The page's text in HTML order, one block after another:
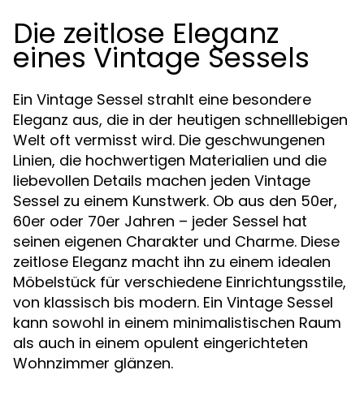
Die zeitlose Eleganz
eines Vintage Sessels
Ein Vintage Sessel strahlt eine besondere
Eleganz aus, die in der heutigen schnelllebigen
Welt oft vermisst wird. Die geschwungenen
Linien, die hochwertigen Materialien und die
liebevollen Details machen jeden Vintage
Sessel zu einem Kunstwerk. Ob aus den 50er,
60er oder 70er Jahren – jeder Sessel hat
seinen eigenen Charakter und Charme. Diese
zeitlose Eleganz macht ihn zu einem idealen
Möbelstück für verschiedene Einrichtungsstile,
von klassisch bis modern. Ein Vintage Sessel
kann sowohl in einem minimalistischen Raum
als auch in einem opulent eingerichteten
Wohnzimmer glänzen.